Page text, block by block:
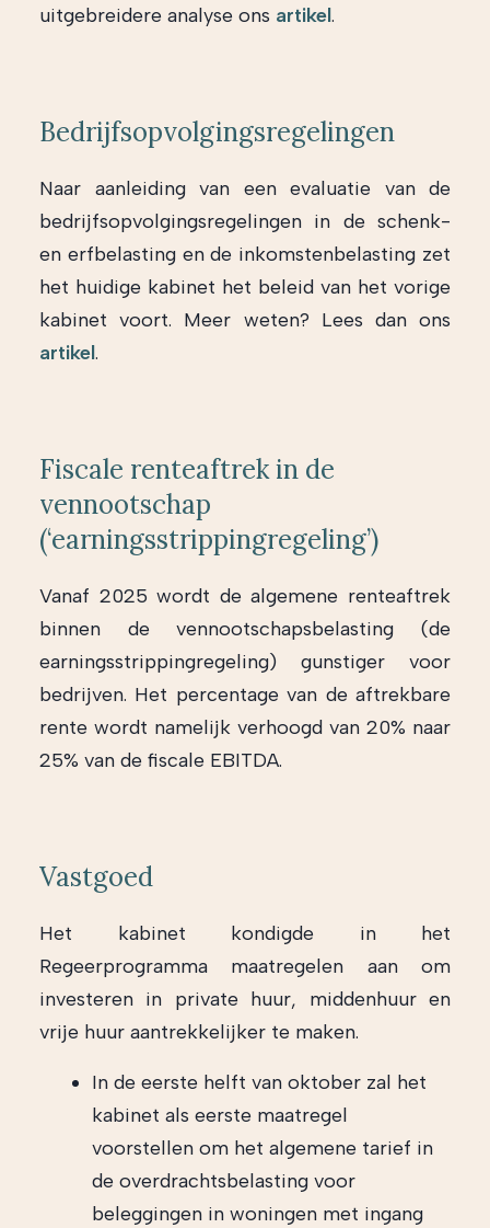
uitgebreidere analyse ons artikel.
Bedrijfsopvolgingsregelingen
Naar aanleiding van een evaluatie van de
bedrijfsopvolgingsregelingen in de schenk-
en erfbelasting en de inkomstenbelasting zet
het huidige kabinet het beleid van het vorige
kabinet voort. Meer weten? Lees dan ons
artikel.
Fiscale renteaftrek in de
vennootschap
(‘earningsstrippingregeling’)
Vanaf 2025 wordt de algemene renteaftrek
binnen de vennootschapsbelasting (de
earningsstrippingregeling) gunstiger voor
bedrijven. Het percentage van de aftrekbare
rente wordt namelijk verhoogd van 20% naar
25% van de fiscale EBITDA.
Vastgoed
Het kabinet kondigde in het
Regeerprogramma maatregelen aan om
investeren in private huur, middenhuur en
vrije huur aantrekkelijker te maken.
In de eerste helft van oktober zal het
kabinet als eerste maatregel
voorstellen om het algemene tarief in
de overdrachtsbelasting voor
beleggingen in woningen met ingang